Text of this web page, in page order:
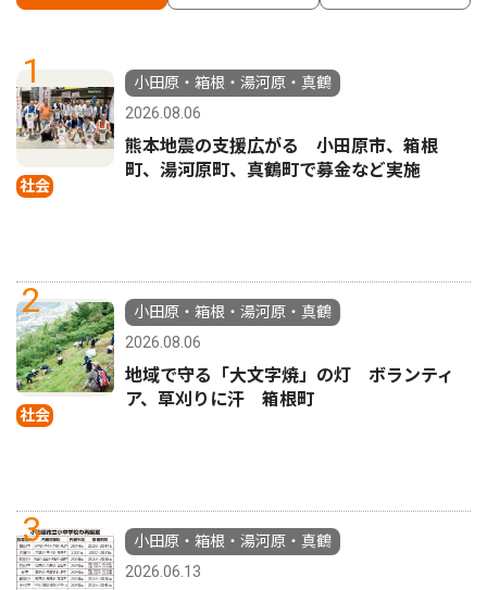
1
社会
小田原・箱根・湯河原・真鶴
2026.08.06
熊本地震の支援広がる 小田原市、箱根
町、湯河原町、真鶴町で募金など実施
2
社会
小田原・箱根・湯河原・真鶴
2026.08.06
地域で守る「大文字焼」の灯 ボランティ
ア、草刈りに汗 箱根町
3
小田原・箱根・湯河原・真鶴
2026.06.13